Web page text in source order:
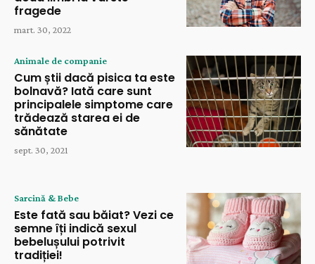
fragede
mart. 30, 2022
Animale de companie
Cum știi dacă pisica ta este
bolnavă? Iată care sunt
principalele simptome care
trădează starea ei de
sănătate
sept. 30, 2021
Sarcină & Bebe
Este fată sau băiat? Vezi ce
semne îți indică sexul
bebelușului potrivit
tradiției!